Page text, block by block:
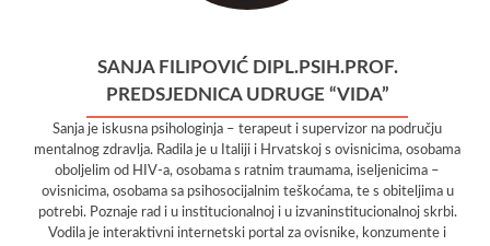
SANJA FILIPOVIĆ DIPL.PSIH.PROF.
PREDSJEDNICA UDRUGE “VIDA”
Sanja je iskusna psihologinja – terapeut i supervizor na području
mentalnog zdravlja. Radila je u Italiji i Hrvatskoj s ovisnicima, osobama
oboljelim od HIV-a, osobama s ratnim traumama, iseljenicima –
ovisnicima, osobama sa psihosocijalnim teškoćama, te s obiteljima u
potrebi. Poznaje rad i u institucionalnoj i u izvaninstitucionalnoj skrbi.
Vodila je interaktivni internetski portal za ovisnike, konzumente i